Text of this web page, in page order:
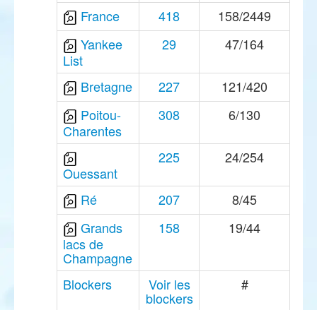
France 418
158/2449
Yankee
List
29 47/164
Bretagne 227
121/420
Poitou-
Charentes
308 6/130
Ouessant
225 24/254
Ré 207
8/45
Grands
lacs de
Champagne
158 19/44
Blockers Voir les
blockers
#